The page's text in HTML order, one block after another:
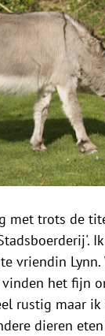
met trots de
vriendin Lynn.
het fijn
rustig maar ik
dieren